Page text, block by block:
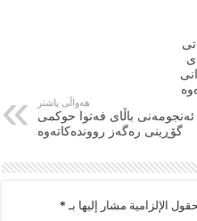
هەواڵی پاشتر
ئەنجومەنی باڵای فەتوا حوکمی
گۆڕینی ره‌گه‌ز رووندەکاتەوە
الإلزامية مشار إليها بـ *